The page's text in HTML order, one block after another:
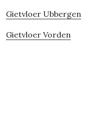
Gietvloer Ubbergen
Gietvloer Vorden